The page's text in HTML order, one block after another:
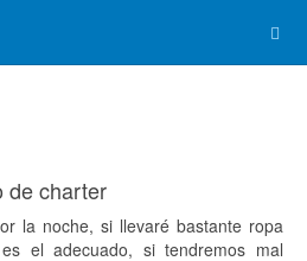
de charter
la noche, si llevaré bastante ropa
el adecuado, si tendremos mal